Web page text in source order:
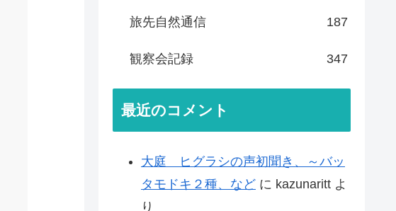
旅先自然通信 187
観察会記録 347
最近のコメント
大庭 ヒグラシの声初聞き、～バッ
タモドキ２種、など に kazunaritt よ
り